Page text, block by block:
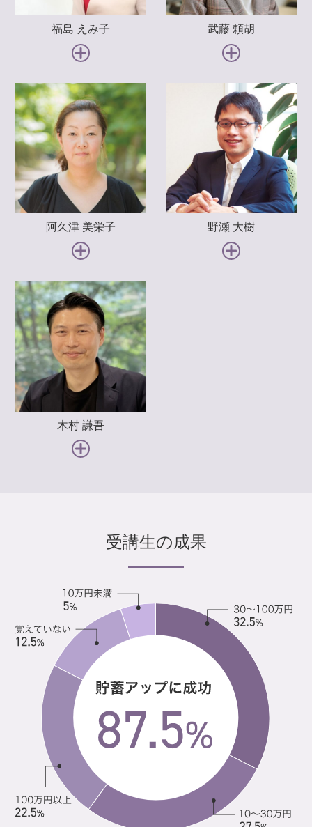
6-1-6 「ねんきんネット」を活用しよう
study 2 年金を増やす方法を知る
6-2-1 「働き方」で増やす
6-2-3 効果の高い「付加年金」
6-2-4 「国民年金基金」で増やす
6-2-5 「確定拠出年金」で増やす
6-2-6 「小規模企業共済」で増やす
6-2-7 繰上げ・繰下げ受給
6-2-8 退職金や確定拠出年金の受け取り方
study 3 自分年金のつくり方
6-3-1 自分年金づくりに向く金融商品
6-3-2 自分年金のプランニング
vol.7 ライフプランとマネープラン
study 1 ライフプランとマネープラン
7-1-1 ライフプランとは
7-1-2 ライフイベントにかかる費用
study 2 ライフプランを作成しよう
7-2-1 ライフプランのつくり方
study 3 ライフプランを実現させる貯蓄法
7-3-1 平均貯蓄額と目標貯蓄額
study 1 資産運用の基礎
8-1-3 お金が流れる5つの島
8-1-4 資産運用の 3つのコツ
study 2 NISAと自分軸で考える資産運用
8-2-1 NISA（少額投資非課税制度）の非課税メリット
8-2-2 得意なこと を資産運用につなげよう
vol.9 キャリアプランとお金
study 1 自分資産をデザインする
9-1-1 自分資産とはなにか
9-1-2 自分資産ポートフォリオ設計術
9-1-3 時間連動と成果連動
9-1-4 長所の伸ばし方
福島 えみ子 武藤 頼胡
阿久津 美栄子 野瀬 大樹
木村 謙吾
受講生の成果